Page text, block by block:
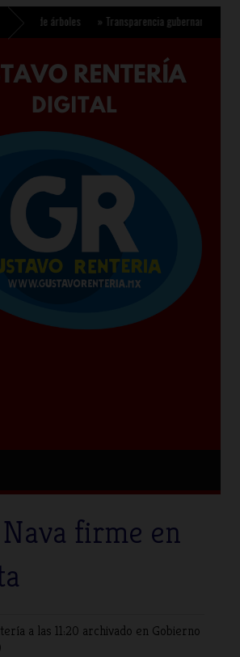
»Transparencia gubernamental se fortalece
firme en
a las 11:20 archivado en Gobierno